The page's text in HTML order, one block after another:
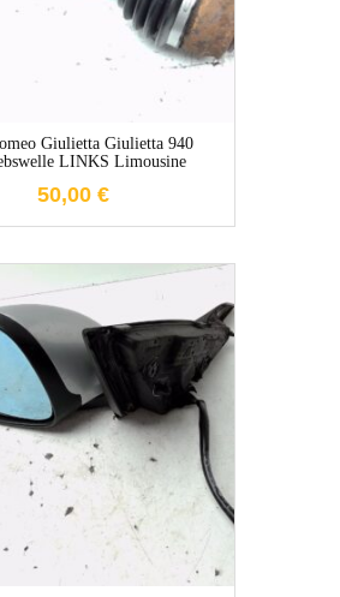
Giulietta Giulietta 940
LINKS Limousine
50,00 €
1-3 Werktage